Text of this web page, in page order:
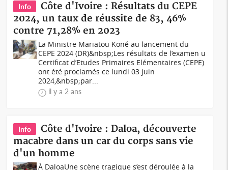
Info
Côte d'Ivoire : Résultats du CEPE
2024, un taux de réussite de 83, 46%
contre 71,28% en 2023
La Ministre Mariatou Koné au lancement du
CEPE 2024 (DR)&nbsp;Les résultats de l’examen u
Certificat d’Etudes Primaires Elémentaires (CEPE)
ont été proclamés ce lundi 03 juin
2024,&nbsp;par...
il y a 2 ans
Info
Côte d'Ivoire : Daloa, découverte
macabre dans un car du corps sans vie
d'un homme
À DaloaUne scène tragique s’est déroulée à la